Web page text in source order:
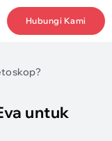
Hubungi Kami
untuk